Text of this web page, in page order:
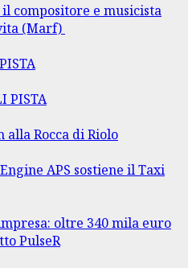
compositore e musicista
(Marf)
PISTA
alla Rocca di Riolo
APS sostiene il Taxi
oltre 340 mila euro
PulseR